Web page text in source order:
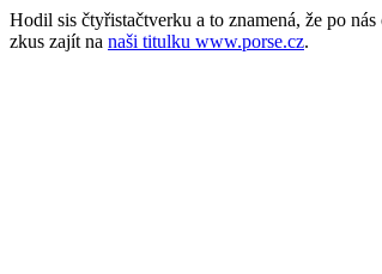
Hodil sis čtyřistačtverku a to znamená, že po
zkus zajít na naši titulku www.porse.cz.